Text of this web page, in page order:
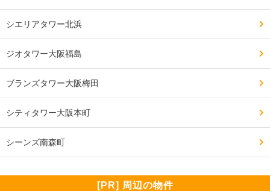
シエリアタワー北浜
ジオタワー大阪福島
ブランズタワー大阪梅田
シティタワー大阪本町
シーンズ南森町
[PR] 周辺の物件